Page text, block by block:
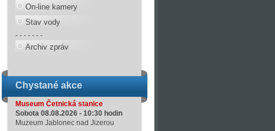
On-line kamery
Stav vody
- - - - - - -
Archiv zpráv
Chystané akce
Museum Četnická stanice
Sobota 08.08.2026 - 10:30 hodin
Muzeum Jablonec nad Jizerou